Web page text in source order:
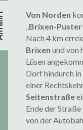
Von Norden
„Brixen-
Nach 4 km
Brixen und von
Lüsen
Dorf hindurch
einer
Seitenstraße
Ende der
von der